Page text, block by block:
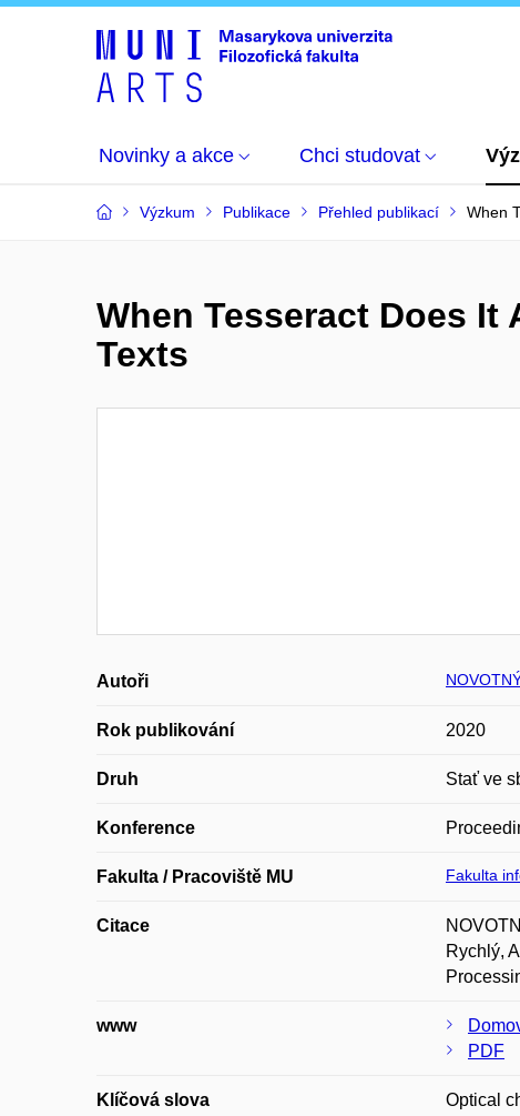
Novinky a akce Chci studovat
Výzkum Publikace Přehled publikací When
When Tesseract Does
Texts
Autoři
Rok publikování 2020
Druh Stať ve
Konference
Fakulta / Pracoviště MU Fakulta
Citace
Rychlý,
www
PDF
Klíčová slova Optical